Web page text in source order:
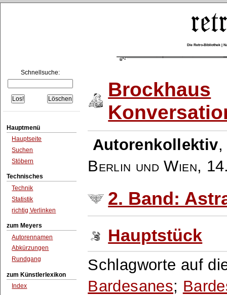
Die Retro-Bibliothek |
Schnellsuche:
Hauptmenü
Hauptseite
Suchen
Stöbern
Technisches
Technik
Statistik
richtig Verlinken
zum Meyers
Autorennamen
Abkürzungen
Rundgang
zum Künstlerlexikon
Index
Brockhaus
Autorenkollektiv
Berlin und Wien,
2. Band:
Hauptstück
Schlagworte auf
Bardesanes;